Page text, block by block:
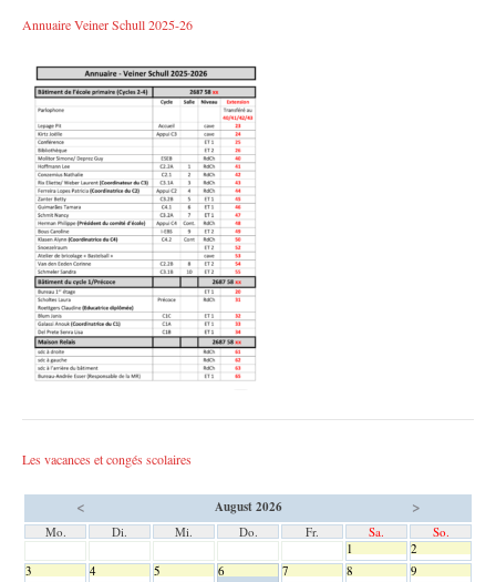
Annuaire Veiner Schull 2025-26
Les vacances et congés scolaires
< August 2026 >
Mo. Di. Mi. Do. Fr. Sa.
So.
1
2
3
4 5 6 7 8
9